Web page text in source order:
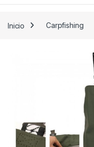
Inicio Carpfishing